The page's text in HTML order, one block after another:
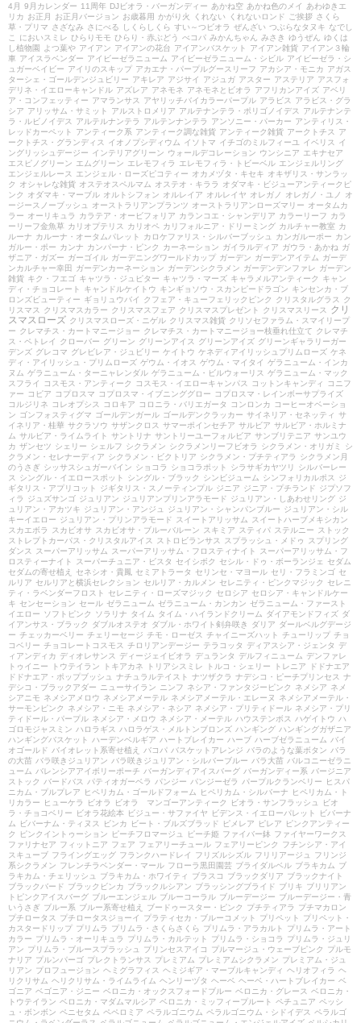
4月 9月カレンダー 11周年 DJビオラ・バーガンディー あかね空 あかね色のメイ
あわゆきエ
リカ お正月 お正月バージョン お歳暮用 かがり火 くれない くれないロンド ご挨拶 さくら
草・プリマ さざなみ さにべる しくらしくら すい～つビオラ ぜんざい つぶらなタヌキ なでし
こ
においスミレ ひらりモモ ひらり・赤ぶどう べコパ みかんちゃん みさき ゆうぜん
ゆくは
し植物園
よつ葉や アイアン アイアンの花台 アイアンバスケット アイアン雑貨 アイアン３輪
車 アイスラベンダー アイビーゼラニューム アイビーゼラニューム・シビル アイビーゼラ・シ
ュガーベイビー アイリのスキップ アカエナ・パープルグースリーフ アカシア・モニカ アガス
ターシェ・ゴールデンジュビリー アキレア アジサイ アジュガ アスター アステリア アスフォ
デリネ・イエローキャンドル アズレア アネモネ アネモネとビオラ アフリカンアイズ アベリ
ア・コンフェッティー アマランサス アヤリッチバイカラーパープル アラビス
アラビス・グラ
シア アリッサム・サミット アルストロメリア アルテナンテラ・ポリゴノイデス
アルテナンテ
ラ・ルビノイデス
アルテルナンテラ アルテンナンテラ アンソニー・パーカー アンティリス・
レッドカーペット
アンティーク系 アンティーク調な雑貨 アンティーク雑貨 アークトチス
ア
ークトチス・グランディス
イオノプシディウム イソトマ イチゴのミルフィーユ イベリス
イ
ングリッシュデージー インテリアグリーン ウォールデコレーション ウンシニア エキナセア
エスピノグリーン エムグリーン エレモフィラ エレモフィラ・トビーベル エンジェルリング
エンジェルレース
エンジェル・ローズピコティー オカメヅタ・キセキ オキザリス・サンラッ
ク
オシャレな雑貨 オステオスペルマム オステオ・キララ
オダマキ・ビジューアンティークピ
ンク
オダマキ・マーブル オルトシフォン オルレイア オルレイヤ オレガノ オレガノ・ユノ
オ
ージースノーブッシュ
オーストラリアンプランツ オーストラリアンローズマリー オータムカ
ラー オーリキュラ カラテア・オービフォリア カランコエ・シャンデリア カラーリーフ カラ
ーリーフ金魚草 カリオプテリス カリオペ カリフォルニア・ドリーミング カルチャー教室 カ
ルーナ カルーナ・オータムパレット カロケファリス・シルバーブッシュ カンガルーポー カン
ガルー・ポー カンナ カンパーナ・ピンク カーネーション ガイラルディア ガウラ・あかね ガ
ザニア・ガズー ガーゴイル ガーデニングワールドカップ ガーデン ガーデンアイテム ガーデ
ンカルチャー幸田
ガーデンカーネーション ガーデンシクラメン ガーデンデンファレ ガーデン
雑貨 キク・フエゴ キャツラ・ジュピター キャツラ・マーズ キャラメルアンティーク
キャン
ディ・チョコレート
キャンドルケイトウ キンギョソウ・スカンピードラゴン キンセンカ・ブ
ロンズビューティー ギョリュウバイ クフェア・キューフェリックピンク クリスタルグラス
ク
リスマス
クリスマスカラー クリスマスフェア クリスマスプレゼント クリスマスリース
クリ
スマスローズ クリスマスローズ・ニゲル クリスマス雑貨 クリソセファラム・スマイリープ
ー クレマチス・カートマニージョー クレマチス・カートマニージョー枝垂れ仕立て クレマチ
ス・ペトレイ
クローバー グリーン グリーンアイス グリーンアイズ グリーンギャラリーガー
デンズ グレコマ グレビレア・ジュビリー ケイトウ ケネディアイリッシュプリムローズ ケネ
ディ・アイリッシュ・プリムローズ ゲウム・イオス ゲウム・マイタイ ゲラニューム・インカ
ヌム ゲラニューム・ターニャレンダル ゲラニューム・ビルウォーリス ゲラニューム・マック
スフライ
コスモス・アンティーク コスモス・イエローキャンパス コットンキャンディ
コニフ
ァー
コピア コプロスマ コプロスマ・イブニンググロー
コプロスマ・レインボーサプライズ
コルジリネ
コレオプシス コロキア コロニラ・バリエガータ コンロンカ
コーヒーオベーショ
ン ゴンフォスティグマ ゴールデンガール ゴールデンクラッカー サイネリア・セネッティ サ
イネリア・桂華 サクラソウ サザンクロス サマーポインセチア サルビア サルビア・ホルミナ
ム サルビア・ライムライト サントリナ サントリーユーフォルビア サンブリテニア サンユウ
カ ザンセツ シェリー シェルフ シクラメン シクラメンリーフビオラ シクラメン・オリガミ
シ
クラメン・セレナーディア シクラメン・ビクトリア シクラメン・プチティアラ
シクラメン月
のうさぎ シッサスシュガーバイン ショコラ ショコラポット シラサギカヤツリ
シルバーレー
ス
シングル・イエロースポット シングル・ブラック シンビジューム シンフォリカルポス
ジ
ギタリス・アプリコット
ジギタリス・スノーティンプル ジニア ジニア・プチランド ジプソフ
ィラ
ジュズサンゴ ジュリアン ジュリアンプリンアラモード ジュリアン・しあわせリング ジ
ュリアン・アカツキ ジュリアン・アンジュ ジュリアン・シャンパンブルー ジュリアン・シル
キーイエロー ジュリアン・プリンアラモード スイートアリッサム
スイートハーブメキシカン
スカエボラ
スカビオサ スカビオサ・ブルーバルーン スキミア スティパ ステルニー
ストック
ストレプトカーパス・クリスタルアイス
ストロビランサス スプラッシュ・メドゥ
スプリング
ダンス
スーパーアリッサム スーパーアリッサム・フロスティナイト
スーパーアリッサム・フ
ロスティーナイト
スーパーチュニア・ビスタ セイシボク セシル・ドゥ・ボーランジェ
セダム
セダムの寄せ植え
セネシオ・貴鳳 セミアトラータ セリンセ・マヨール セリ・フラミンゴ セ
ルリア セルリアと横浜セレクション セルリア・カルメン セレニティ・ピンクマジック
セレニ
ティ・ラベンダーフロスト
セレニティ・ローズマジック セロシア セロシア・キャンドルケー
キ センセーション セール ゼラニューム ゼラニューム・カンカン ゼラニューム・ファースト
イエロー ソフトピンク ソラリナ タイム タイム・ハイランドクリーム ダイアモンドフィズ ダ
イアンサス・ブラック
ダブルオステオ ダブル・ホワイト剣弁咲き ダリア ダールベルグデージ
ー チェッカーベリー チェリーセージ チモ・ローゼス チャイニーズハット チューリップ チョ
コベリー チョコレートコスモス チロリアンデージー テラコッタ ディアスシア・ジェンタ
デ
ィアンディカ ディオレサンス ディージェイビオラ デュランタ デルフィニューム デンファレ
トゥイニー
トウテイラン トキアカネ トリアシスミレ トルコ・シェリー トレニア
ドドナエア
ドドナエア・ポップブッシュ
ナチュラルテイスト ナツザクラ ナデシコ・ピーチプリンセス ナ
デシコ・ブラックアダー
ニューサイラン ニンフ ネシア・ファンタジーピンク ネメシア ネメ
シアニモ ネメシアメロウ ネメシアメーテル ネメシアメーテル・エレーヌ
ネメシアメーテル・
サーモンピンク
ネメシア・ニモ ネメシア・ネシア ネメシア・プリティドール ネメシア・プリ
ティドール・パープル ネメシア・メロウ ネメシア・メーテル ハウステンボス ハゲイトウ ハ
ゴロモジャスミン ハロラギス ハロラゲス・メルトンブロンズ ハンギング ハンギングガザニア
ハンギングバスケット
ハーデンベルギア ハートブレイカー ハーブ ハーブゼラニューム バイ
オゴールド バイオレット系寄せ植え バコパ バスケットアレンジ バラのような葉ボタン バラ
の大苗 バラ咲きジュリアン バラ咲きジュリアン・シルバーブルー バラ大苗 バルコニーゼラニ
ューム バレンシアアイボリーポーチ バーガンディアイスバーグ バーガンディー系 バージニア
ストック
バードバス パティオガーベラ パンジー パンジーゼラ パープルクランベリー
ヒスパ
ニカム・プルプレア
ヒペリカム・ゴールドフォーム ヒペリカム・シルバーナ
ヒペリカム・ト
リカラー
ヒューケラ ビオラ ビオラ マンゴーアンティーク ビオラ・サンフラッシュ
ビオ
ラ・チョコベリー
ビオラ花絵本 ビジュー・サファイヤ ビデンス・イエローパレット
ビバーナ
ム
ビバーナム・ティヌス ビンカ ビート・ブルズブラッド ピメレア ピレア
ピンクアンティー
ク
ピンクイントゥーション ピーチフロマージュ ピーチ姫 ファイバー鉢 ファイヤーワークス
ファリナセア フィットニア フェア フェアリーチュール フェアリーピンク
フチンシア・アイ
スキューブ フライングエッグ フランクハードレイ フリズルシズル フリリアージュ
フリンジ
系シクラメン フレンチラベンダー・マール フローラ黒田園芸 ブライダルベル ブラキカム ブ
ラキカム・チェリッシュ
ブラキカム・ホワイティ ブラスコ ブラックダリア ブラックナイト
ブラックバード ブラックビンカ ブラックルシアン ブラッシングブライド ブリキ ブリリアン
トピンクアイスバーグ ブルーエンジェル ブルーコーラル ブルーデージー ブルーデージー・青
いうさぎ ブルー系 ブルー系寄せ植え ブードゥースター・ピンク プチティアラ
プチマカロン
プチロータス
プチロータスジョーイ プラティセカ・ブルーコメット プリペット
プリペット・
カスタードリップ プリムラ プリムラ・さくらさくら プリムラ・アラカルト
プリムラ・アート
カラー プリムラ・オーリキュラ プリムラ・カルテット プリムラ・ショコラ
プリムラ・ジュリ
アン プリムラ・ブルースプラッシュ プリンセスアイコ プルマージュ・ウェーブピンク
プルモ
ナリア プルンパーゴ プレクトランサス プレミアム プレミアムシクラメン プレミアム・ジュ
リアン プロフュージョン ヘミグラフィス ヘミジギア・マーブルキャンディ ヘリオフィラ ヘ
リクリサム ヘリクリサム・ライムライム ヘンリーヅタ ヘーベ ヘーベ・ハートブレイカー ベ
ゴニア ベゴニア・ジニー ベロニカ・オックスフォードブルー ベロニカ・グレース ベロニカ・
トウテイラン ベロニカ・マダムマルシア ベロニカ・ミッフィープルート ペチュニア ペッシ
ュ・ボンボン ペニセタム ペペロミア ペラルゴニウム ペラルゴニウム・シドイデス ペラルゴ